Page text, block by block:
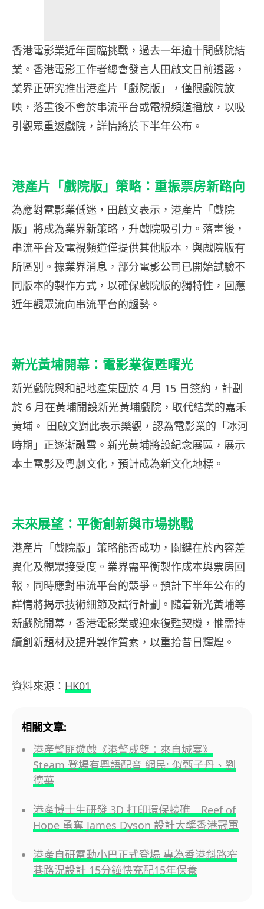
香港電影業近年面臨挑戰，過去一年逾十間戲院結
業。香港電影工作者總會發言人田啟文日前透露，
業界正研究推出港產片「戲院版」，僅限戲院放
映，落畫後不會於串流平台或電視頻道播放，以吸
引觀眾重返戲院，詳情將於下半年公布。
港產片「戲院版」策略：重振票房新路向
為應對電影業低迷，田啟文表示，港產片「戲院
版」將成為業界新策略，升戲院吸引力。落畫後，
串流平台及電視頻道僅提供其他版本，與戲院版有
所區別。據業界消息，部分電影公司已開始試驗不
同版本的製作方式，以確保戲院版的獨特性，回應
近年觀眾流向串流平台的趨勢。
新光黃埔開幕：電影業復甦曙光
新光戲院與和記地產集團於 4 月 15 日簽約，計劃
於 6 月在黃埔開設新光黃埔戲院，取代結業的嘉禾
黃埔。 田啟文對此表示樂觀，認為電影業的「冰河
時期」正逐漸融雪。新光黃埔將設紀念展區，展示
本土電影及粵劇文化，預計成為新文化地標。
未來展望：平衡創新與市場挑戰
港產片「戲院版」策略能否成功，關鍵在於內容差
異化及觀眾接受度。業界需平衡製作成本與票房回
報，同時應對串流平台的競爭。預計下半年公布的
詳情將揭示技術細節及試行計劃。隨着新光黃埔等
新戲院開幕，香港電影業或迎來復甦契機，惟需持
續創新題材及提升製作質素，以重拾昔日輝煌。
資料來源： HK01
相關文章:
港產警匪遊戲《港警成雙：來自城寨》
Steam 登場有粵語配音 網民: 似甄子丹、劉
德華
港產博士生研發 3D 打印環保蠔礁 Reef of
Hope 勇奪 James Dyson 設計大獎香港冠軍
港產自研電動小巴正式登場 專為香港斜路窄
巷路況設計 15分鐘快充配15年保養